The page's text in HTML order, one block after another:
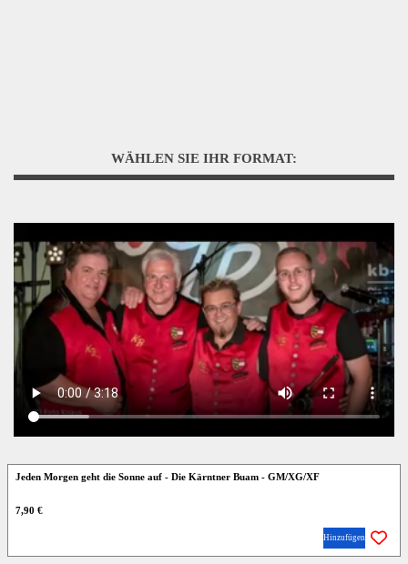
WÄHLEN SIE IHR FORMAT:
Jeden Morgen geht die Sonne auf - Die Kärntner Buam - GM/XG/XF
7,90 €
Hinzufügen